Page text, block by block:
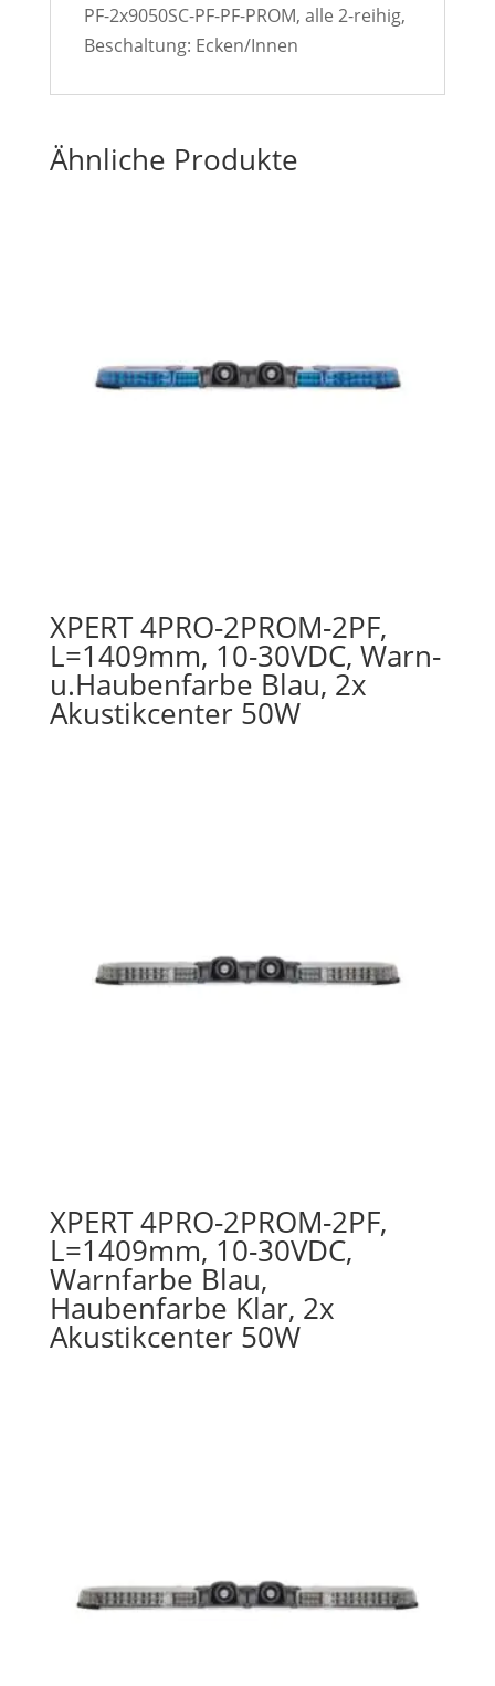
PF-2x9050SC-PF-PF-PROM, alle 2-reihig,
Beschaltung: Ecken/Innen
Ähnliche Produkte
XPERT 4PRO-2PROM-2PF,
L=1409mm, 10-30VDC, Warn-
u.Haubenfarbe Blau, 2x
Akustikcenter 50W
XPERT 4PRO-2PROM-2PF,
L=1409mm, 10-30VDC,
Warnfarbe Blau,
Haubenfarbe Klar, 2x
Akustikcenter 50W